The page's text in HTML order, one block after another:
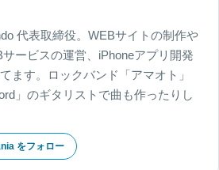
代表取締役。WEBサイトの制作や
ービスの運営、iPhoneアプリ開発
ます。ロックバンド「アマオト」
」のギタリストで曲も作ったりし
をフォロー